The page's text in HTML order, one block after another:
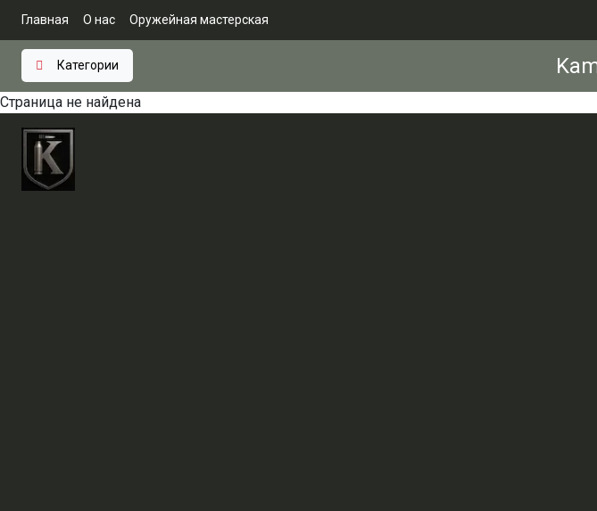
Главная О нас Оружейная мастерская
Категории
Страница не найдена